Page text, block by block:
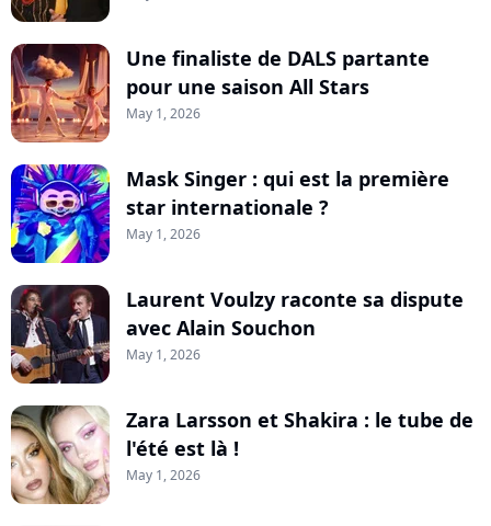
Une finaliste de DALS partante
pour une saison All Stars
May 1, 2026
Mask Singer : qui est la première
star internationale ?
May 1, 2026
Laurent Voulzy raconte sa dispute
avec Alain Souchon
May 1, 2026
Zara Larsson et Shakira : le tube de
l'été est là !
May 1, 2026